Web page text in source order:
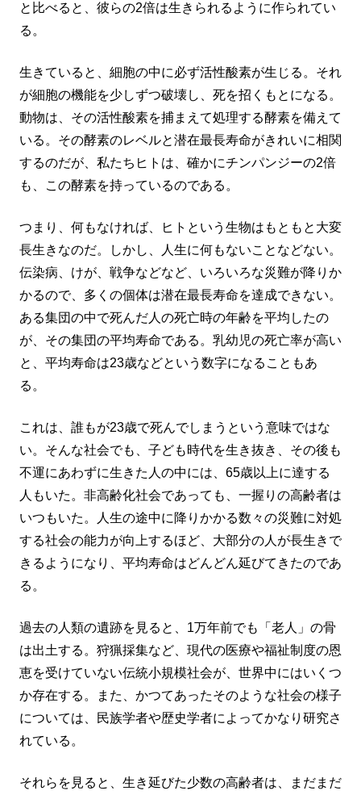
と比べると、彼らの2倍は生きられるように作られてい
る。
生きていると、細胞の中に必ず活性酸素が生じる。それ
が細胞の機能を少しずつ破壊し、死を招くもとになる。
動物は、その活性酸素を捕まえて処理する酵素を備えて
いる。その酵素のレベルと潜在最長寿命がきれいに相関
するのだが、私たちヒトは、確かにチンパンジーの2倍
も、この酵素を持っているのである。
つまり、何もなければ、ヒトという生物はもともと大変
長生きなのだ。しかし、人生に何もないことなどない。
伝染病、けが、戦争などなど、いろいろな災難が降りか
かるので、多くの個体は潜在最長寿命を達成できない。
ある集団の中で死んだ人の死亡時の年齢を平均したの
が、その集団の平均寿命である。乳幼児の死亡率が高い
と、平均寿命は23歳などという数字になることもあ
る。
これは、誰もが23歳で死んでしまうという意味ではな
い。そんな社会でも、子ども時代を生き抜き、その後も
不運にあわずに生きた人の中には、65歳以上に達する
人もいた。非高齢化社会であっても、一握りの高齢者は
いつもいた。人生の途中に降りかかる数々の災難に対処
する社会の能力が向上するほど、大部分の人が長生きで
きるようになり、平均寿命はどんどん延びてきたのであ
る。
過去の人類の遺跡を見ると、1万年前でも「老人」の骨
は出土する。狩猟採集など、現代の医療や福祉制度の恩
恵を受けていない伝統小規模社会が、世界中にはいくつ
か存在する。また、かつてあったそのような社会の様子
については、民族学者や歴史学者によってかなり研究さ
れている。
それらを見ると、生き延びた少数の高齢者は、まだまだ